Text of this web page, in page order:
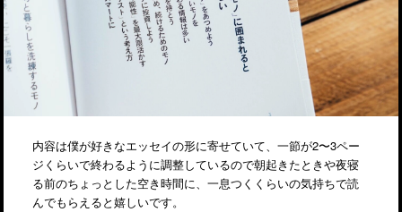
内容は僕が好きなエッセイの形に寄せていて、一節が2〜3ペー
ジくらいで終わるように調整しているので朝起きたときや夜寝
る前のちょっとした空き時間に、一息つくくらいの気持ちで読
んでもらえると嬉しいです。